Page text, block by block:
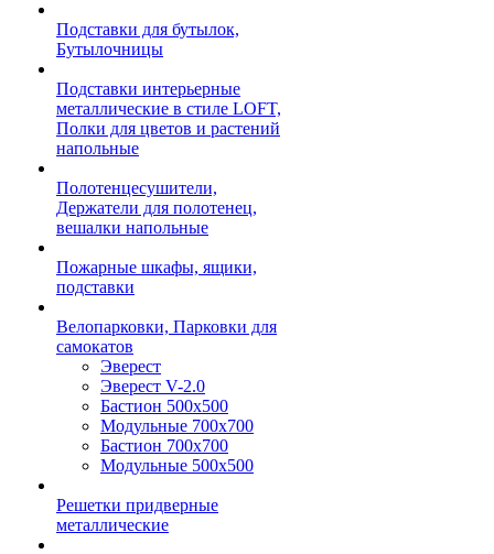
Подставки для бутылок,
Бутылочницы
Подставки интерьерные
металлические в стиле LOFT,
Полки для цветов и растений
напольные
Полотенцесушители,
Держатели для полотенец,
вешалки напольные
Пожарные шкафы, ящики,
подставки
Велопарковки, Парковки для
самокатов
Эверест
Эверест V-2.0
Бастион 500х500
Модульные 700х700
Бастион 700х700
Модульные 500х500
Решетки придверные
металлические